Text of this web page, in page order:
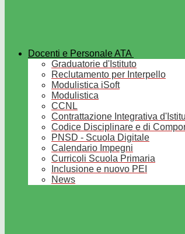
Docenti e Personale ATA
Graduatorie d'Istituto
Reclutamento per Interpello
Modulistica iSoft
Modulistica
CCNL
Contrattazione Integrativa
Codice Disciplinare e di
PNSD - Scuola Digitale
Calendario Impegni
Curricoli Scuola Primaria
Inclusione e nuovo PEI
News